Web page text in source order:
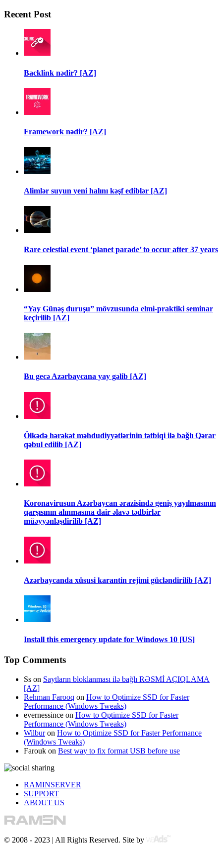
Recent Post
Backlink nədir? [AZ]
Framework nədir? [AZ]
Alimlər suyun yeni halını kəşf ediblər [AZ]
Rare celestial event ‘planet parade’ to occur after 37 years
“Yay Günəş duruşu” mövzusunda elmi-praktiki seminar
keçirilib [AZ]
Bu gecə Azərbaycana yay gəlib [AZ]
Ölkədə hərəkət məhdudiyyətlərinin tətbiqi ilə bağlı Qərar
qəbul edilib [AZ]
Koronavirusun Azərbaycan ərazisində geniş yayılmasının
qarşısının alınmasına dair əlavə tədbirlər
müəyyənləşdirilib [AZ]
Azərbaycanda xüsusi karantin rejimi gücləndirilib [AZ]
Install this emergency update for Windows 10 [US]
Top Comments
Ss on Saytların bloklanması ilə bağlı RƏSMİ AÇIQLAMA
[AZ]
Rehman Farooq on How to Optimize SSD for Faster
Performance (Windows Tweaks)
evernessince on How to Optimize SSD for Faster
Performance (Windows Tweaks)
Wilburon How to Optimize SSD for Faster Performance
(Windows Tweaks)
Farouk on Best way to fix format USB before use
RAMINSERVER
SUPPORT
ABOUT US
© 2008 - 2023 | All Rights Reserved. Site by